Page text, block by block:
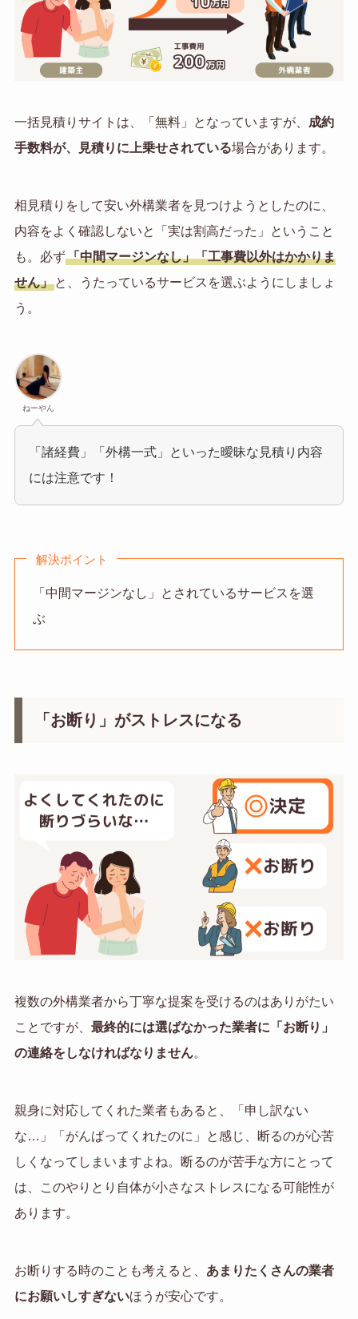
一括見積りサイトは、「無料」となっていますが、 成約
手数料が、見積りに上乗せされている場合があります。
相見積りをして安い外構業者を見つけようとしたのに、
内容をよく確認しないと「実は割高だった」ということ
も。必ず「中間マージンなし」「工事費以外はかかりま
せん」と、うたっているサービスを選ぶようにしましょ
う。
ねーやん
「諸経費」「外構一式」といった曖昧な見積り内容
には注意です！
解決ポイント
「中間マージンなし」とされているサービスを選
ぶ
「お断り」がストレスになる
複数の外構業者から丁寧な提案を受けるのはありがたい
ことですが、 最終的には選ばなかった業者に「お断り」
の連絡をしなければなりません。
親身に対応してくれた業者もあると、「申し訳ない
な…」「がんばってくれたのに」と感じ、断るのが心苦
しくなってしまいますよね。断るのが苦手な方にとって
は、このやりとり自体が小さなストレスになる可能性が
あります。
お断りする時のことも考えると、 あまりたくさんの業者
にお願いしすぎないほうが安心です。